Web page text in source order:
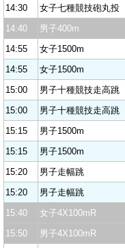
14:30
女子七種競技砲丸投
14:40
男子400m
14:55
女子1500m
14:55
女子1500m
15:00
男子十種競技走高跳
15:00
男子十種競技走高跳
15:15
男子1500m
15:15
男子1500m
15:20
男子走幅跳
15:20
男子走幅跳
15:40
女子4X100mR
15:50
男子4X100mR